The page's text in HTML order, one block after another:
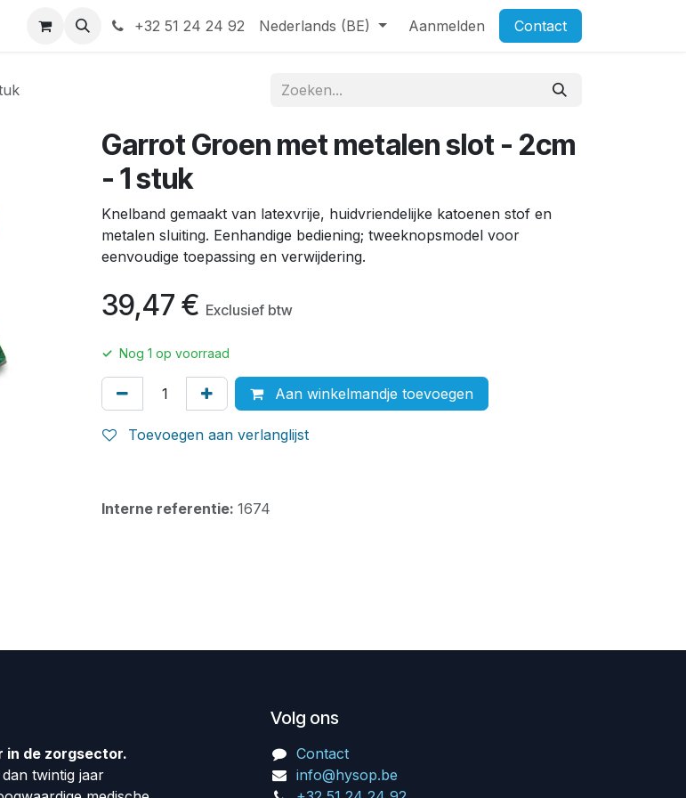
+32 51 24 24 92 Nederlands (BE) Aanmelden Contact
Garrot Groen met metalen slot - 2cm
- 1 stuk
Knelband gemaakt van latexvrije, huidvriendelijke katoenen stof en
metalen sluiting. Eenhandige bediening; tweeknopsmodel voor
eenvoudige toepassing en verwijdering.
39,47 € Exclusief btw
✓ Nog 1 op voorraad
Aan winkelmandje toevoegen
Toevoegen aan verlanglijst
Interne referentie: 1674
in de zorgsector.
twintig jaar
Volg ons
Contact
info@hysop.be